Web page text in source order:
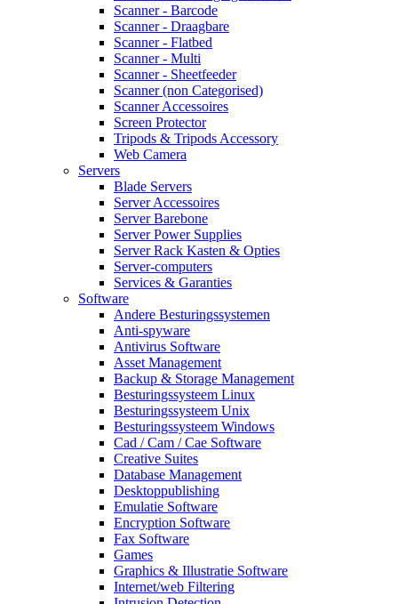
Scanner - Barcode
Scanner - Draagbare
Scanner - Flatbed
Scanner - Multi
Scanner - Sheetfeeder
Scanner (non Categorised)
Scanner Accessoires
Screen Protector
Tripods & Tripods Accessory
Web Camera
Servers
Blade Servers
Server Accessoires
Server Barebone
Server Power Supplies
Server Rack Kasten & Opties
Server-computers
Services & Garanties
Software
Andere Besturingssystemen
Anti-spyware
Antivirus Software
Asset Management
Backup & Storage Management
Besturingssysteem Linux
Besturingssysteem Unix
Besturingssysteem Windows
Cad / Cam / Cae Software
Creative Suites
Database Management
Desktoppublishing
Emulatie Software
Encryption Software
Fax Software
Games
Graphics & Illustratie Software
Internet/web Filtering